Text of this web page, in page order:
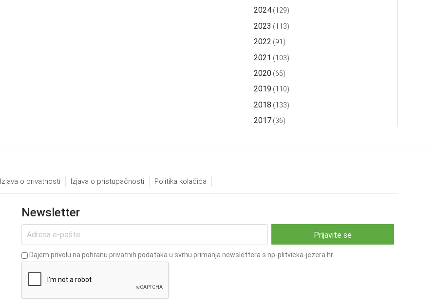
2024 (129)
2023 (113)
2022 (91)
2021 (103)
2020 (65)
2019 (110)
2018 (133)
2017 (36)
Izjava o privatnosti Izjava o pristupačnosti Politika kolačića
Newsletter
Dajem privolu na pohranu privatnih podataka u svrhu primanja newslettera s np-plitvicka-jezera.hr